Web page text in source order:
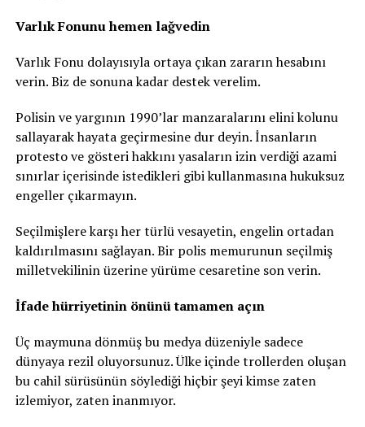
Varlık Fonunu hemen lağvedin
Varlık Fonu dolayısıyla ortaya çıkan zararın hesabını
verin. Biz de sonuna kadar destek verelim.
Polisin ve yargının 1990’lar manzaralarını elini kolunu
sallayarak hayata geçirmesine dur deyin. İnsanların
protesto ve gösteri hakkını yasaların izin verdiği azami
sınırlar içerisinde istedikleri gibi kullanmasına hukuksuz
engeller çıkarmayın.
Seçilmişlere karşı her türlü vesayetin, engelin ortadan
kaldırılmasını sağlayan. Bir polis memurunun seçilmiş
milletvekilinin üzerine yürüme cesaretine son verin.
İfade hürriyetinin önünü tamamen açın
Üç maymuna dönmüş bu medya düzeniyle sadece
dünyaya rezil oluyorsunuz. Ülke içinde trollerden oluşan
bu cahil sürüsünün söylediği hiçbir şeyi kimse zaten
izlemiyor, zaten inanmıyor.